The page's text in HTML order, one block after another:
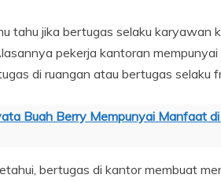
tahu jika bertugas selaku
pekerja kantoran
di ruangan atau bertugas selaku
Buah Berry Mempunyai Manfaat
bertugas di kantor membuat